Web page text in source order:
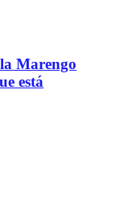
Marengo
está